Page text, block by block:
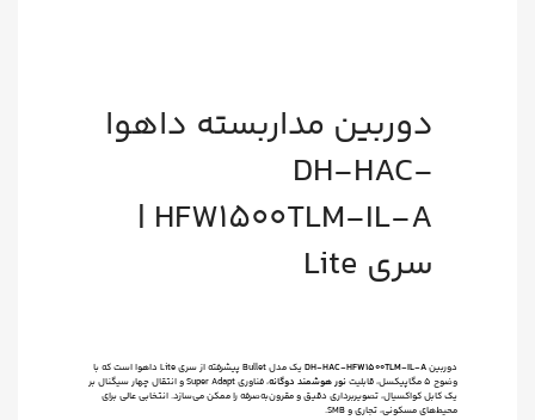
دوربین مداربسته داهوا
DH-HAC-
HFW1500TLM-IL-A |
سری Lite
دوربینDH-HAC-HFW1500TLM-IL-A
یک مدل Bullet پیشرفته از سری Lite داهوا است که با
وضوح ۵ مگاپیکسل، قابلیت
نور هوشمند دوگانه
، فناوری Super Adapt و انتقال چهار سیگنال بر
یک کابل کواکسیال، تصویربرداری دقیق و مقرون‌به‌صرفه را ممکن می‌سازد. انتخابی عالی برای
محیط‌های مسکونی، تجاری و SMB.